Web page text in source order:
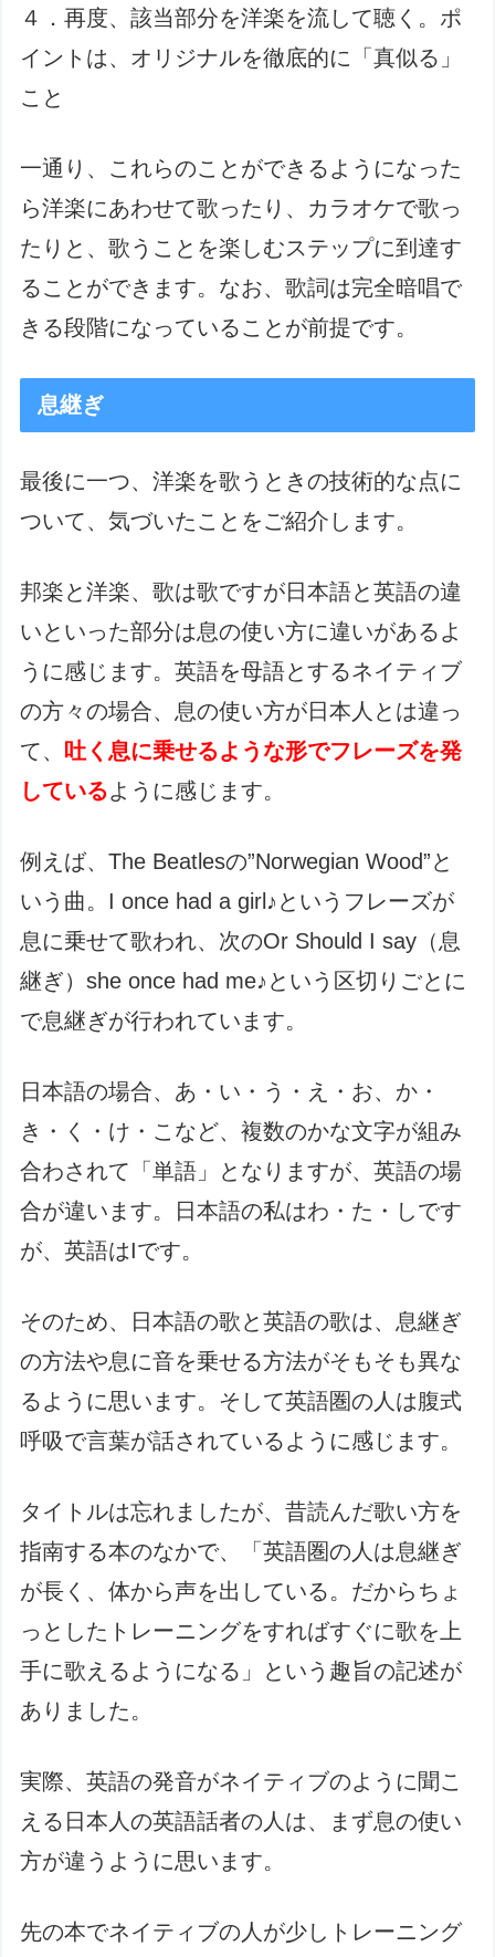
４．再度、該当部分を洋楽を流して聴く。ポ
イントは、オリジナルを徹底的に「真似る」
こと
一通り、これらのことができるようになった
ら洋楽にあわせて歌ったり、カラオケで歌っ
たりと、歌うことを楽しむステップに到達す
ることができます。なお、歌詞は完全暗唱で
きる段階になっていることが前提です。
息継ぎ
最後に一つ、洋楽を歌うときの技術的な点に
ついて、気づいたことをご紹介します。
邦楽と洋楽、歌は歌ですが日本語と英語の違
いといった部分は息の使い方に違いがあるよ
うに感じます。英語を母語とするネイティブ
の方々の場合、息の使い方が日本人とは違っ
て、 吐く息に乗せるような形でフレーズを発
しているように感じます。
例えば、The Beatlesの”Norwegian Wood”と
いう曲。I once had a girl♪というフレーズが
息に乗せて歌われ、次のOr Should I say（息
継ぎ）she once had me♪という区切りごとに
で息継ぎが行われています。
日本語の場合、あ・い・う・え・お、か・
き・く・け・こなど、複数のかな文字が組み
合わされて「単語」となりますが、英語の場
合が違います。日本語の私はわ・た・しです
が、英語はIです。
そのため、日本語の歌と英語の歌は、息継ぎ
の方法や息に音を乗せる方法がそもそも異な
るように思います。そして英語圏の人は腹式
呼吸で言葉が話されているように感じます。
タイトルは忘れましたが、昔読んだ歌い方を
指南する本のなかで、「英語圏の人は息継ぎ
が長く、体から声を出している。だからちょ
っとしたトレーニングをすればすぐに歌を上
手に歌えるようになる」という趣旨の記述が
ありました。
実際、英語の発音がネイティブのように聞こ
える日本人の英語話者の人は、まず息の使い
方が違うように思います。
先の本でネイティブの人が少しトレーニング